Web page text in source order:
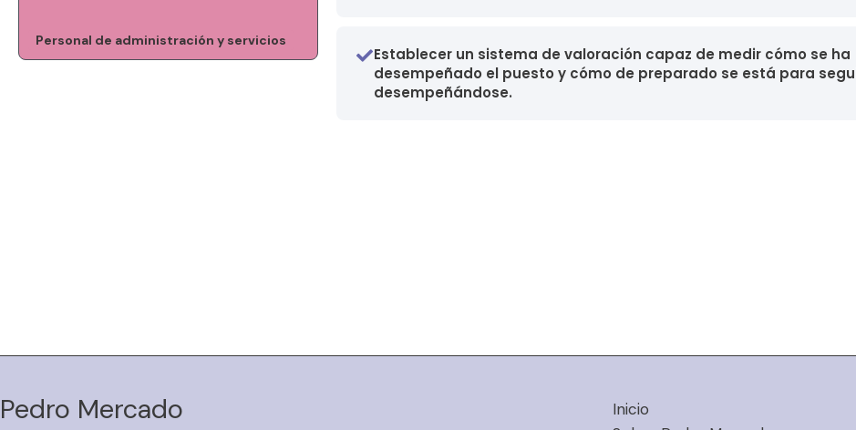
Personal de administración y servicios
Establecer un sistema de valoración capaz de medir cómo se ha
desempeñado el puesto y cómo de preparado se está para
desempeñándose.
Pedro Mercado
Inicio